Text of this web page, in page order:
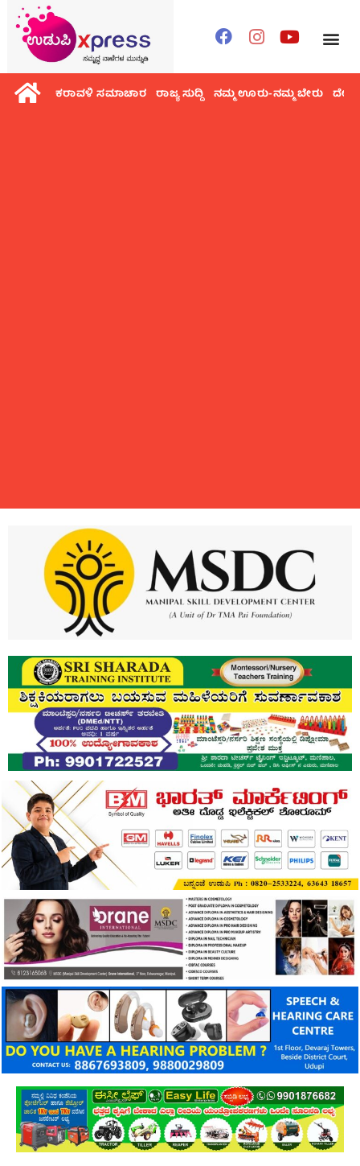
ಕರಾವಳಿ ಸಮಾಚಾರ ರಾಜ್ಯ ಸುದ್ದಿ ನಮ್ಮ ಊರು-ನಮ್ಮ ಬೇರು ದೇಶ